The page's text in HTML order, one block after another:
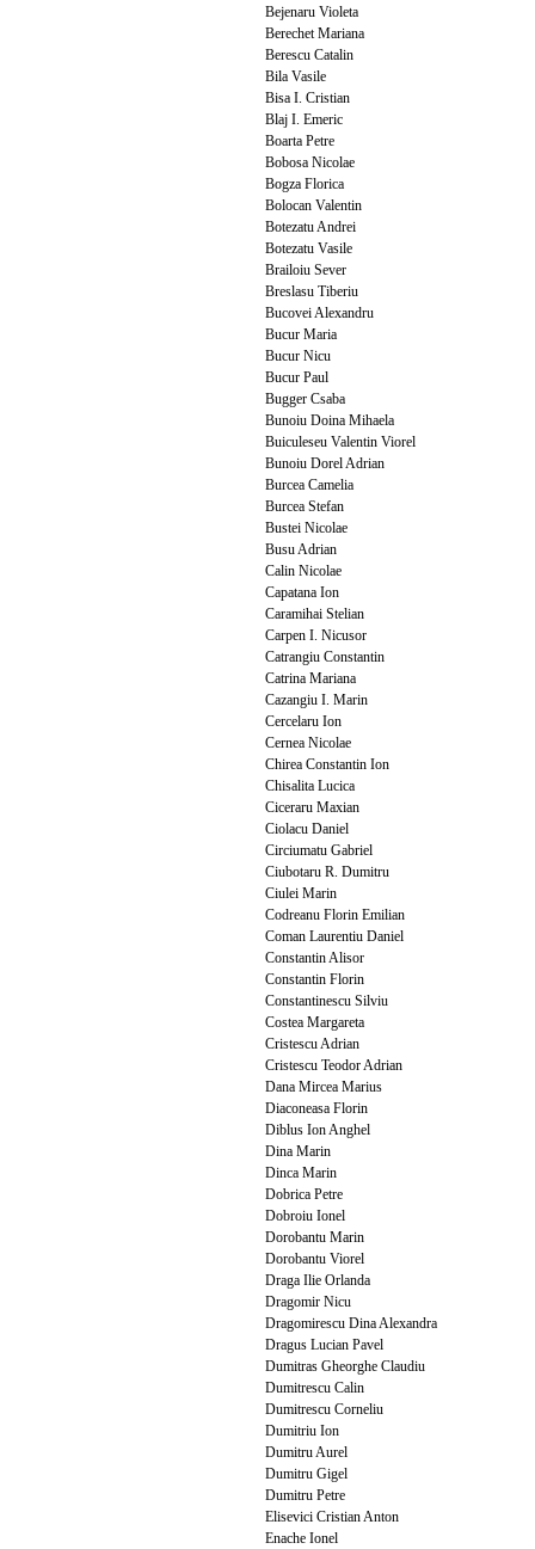
Bejenaru Violeta
Berechet Mariana
Berescu Catalin
Bila Vasile
Bisa I. Cristian
Blaj I. Emeric
Boarta Petre
Bobosa Nicolae
Bogza Florica
Bolocan Valentin
Botezatu Andrei
Botezatu Vasile
Brailoiu Sever
Breslasu Tiberiu
Bucovei Alexandru
Bucur Maria
Bucur Nicu
Bucur Paul
Bugger Csaba
Bunoiu Doina Mihaela
Buiculeseu Valentin Viorel
Bunoiu Dorel Adrian
Burcea Camelia
Burcea Stefan
Bustei Nicolae
Busu Adrian
Calin Nicolae
Capatana Ion
Caramihai Stelian
Carpen I. Nicusor
Catrangiu Constantin
Catrina Mariana
Cazangiu I. Marin
Cercelaru Ion
Cernea Nicolae
Chirea Constantin Ion
Chisalita Lucica
Ciceraru Maxian
Ciolacu Daniel
Circiumatu Gabriel
Ciubotaru R. Dumitru
Ciulei Marin
Codreanu Florin Emilian
Coman Laurentiu Daniel
Constantin Alisor
Constantin Florin
Constantinescu Silviu
Costea Margareta
Cristescu Adrian
Cristescu Teodor Adrian
Dana Mircea Marius
Diaconeasa Florin
Diblus Ion Anghel
Dina Marin
Dinca Marin
Dobrica Petre
Dobroiu Ionel
Dorobantu Marin
Dorobantu Viorel
Draga Ilie Orlanda
Dragomir Nicu
Dragomirescu Dina Alexandra
Dragus Lucian Pavel
Dumitras Gheorghe Claudiu
Dumitrescu Calin
Dumitrescu Corneliu
Dumitriu Ion
Dumitru Aurel
Dumitru Gigel
Dumitru Petre
Elisevici Cristian Anton
Enache Ionel